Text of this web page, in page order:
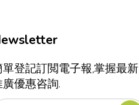
單登記訂閲電子報,掌握最新
廣優惠咨詢.